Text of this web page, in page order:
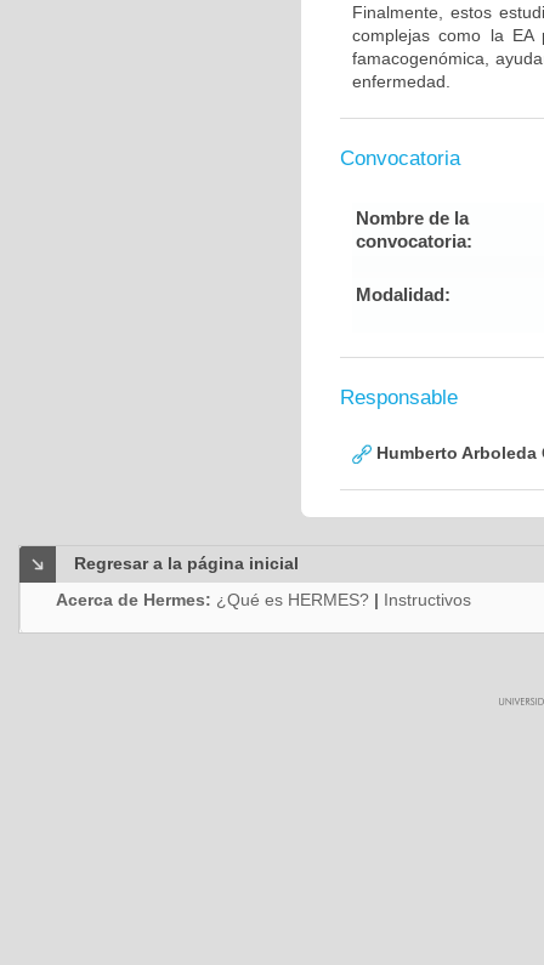
Finalmente, estos
complejas como la
famacogenómica,
enfermedad.
Convocatoria
Nombre de la
convocatoria:
Modalidad:
Responsable
Humberto Arboleda
Regresar a la página inicial
Acerca de Hermes: ¿Qué es HERMES? | Instructivos